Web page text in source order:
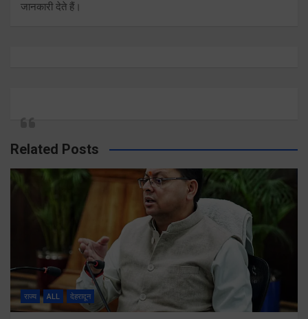
जानकारी देते हैं।
Related Posts
राज्य ALL देहरादून